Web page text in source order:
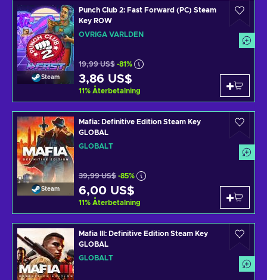
Steam
Punch Club 2: Fast Forward (PC) Steam
Key ROW
ÖVRIGA VÄRLDEN
19,99 US$ -81%
3,86 US$
11% Återbetalning
Steam
Mafia: Definitive Edition Steam Key
GLOBAL
GLOBALT
39,99 US$ -85%
6,00 US$
11% Återbetalning
Mafia III: Definitive Edition Steam Key
GLOBAL
GLOBALT